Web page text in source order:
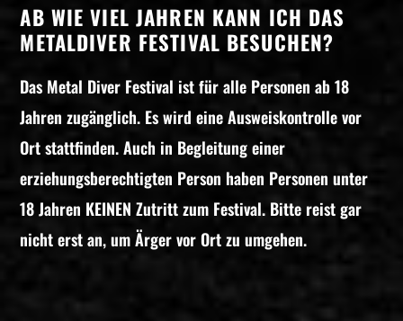
AB WIE VIEL JAHREN KANN ICH DAS
METALDIVER FESTIVAL BESUCHEN?
Das Metal Diver Festival ist für alle Personen ab 18
Jahren zugänglich. Es wird eine Ausweiskontrolle vor
Ort stattfinden. Auch in Begleitung einer
erziehungsberechtigten Person haben Personen unter
18 Jahren KEINEN Zutritt zum Festival. Bitte reist gar
nicht erst an, um Ärger vor Ort zu umgehen.